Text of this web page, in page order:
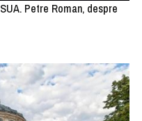
Petre Roman, despre